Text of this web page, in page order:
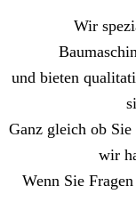
Wir
und bieten
Ganz gleich ob Sie
wir
Wenn Sie